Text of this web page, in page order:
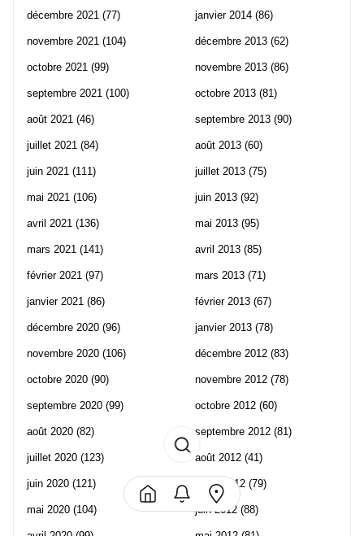
décembre 2021 (77)
novembre 2021 (104)
octobre 2021 (99)
septembre 2021 (100)
août 2021 (46)
juillet 2021 (84)
juin 2021 (111)
mai 2021 (106)
avril 2021 (136)
mars 2021 (141)
février 2021 (97)
janvier 2021 (86)
décembre 2020 (96)
novembre 2020 (106)
octobre 2020 (90)
septembre 2020 (99)
août 2020 (82)
juillet 2020 (123)
juin 2020 (121)
mai 2020 (104)
janvier 2014 (86)
décembre 2013 (62)
novembre 2013 (86)
octobre 2013 (81)
septembre 2013 (90)
août 2013 (60)
juillet 2013 (75)
juin 2013 (92)
mai 2013 (95)
avril 2013 (85)
mars 2013 (71)
février 2013 (67)
janvier 2013 (78)
décembre 2012 (83)
novembre 2012 (78)
octobre 2012 (60)
septembre 2012 (81)
août 2012 (41)
juillet 2012 (79)
juin 2012 (88)